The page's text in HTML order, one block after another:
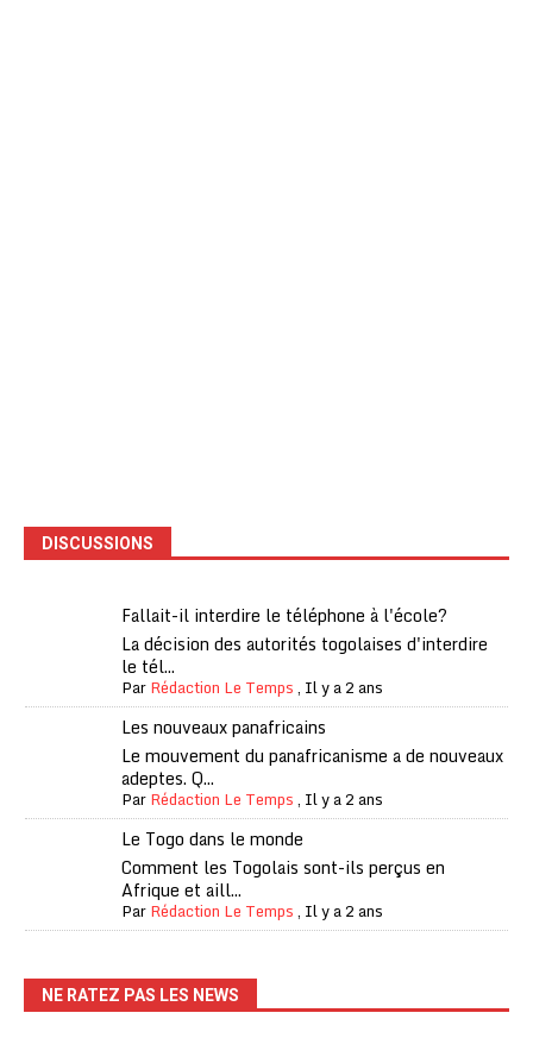
DISCUSSIONS
Fallait-il interdire le téléphone à l'école?
La décision des autorités togolaises d'interdire
le tél...
ParRédaction Le Temps, Il y a 2 ans
Les nouveaux panafricains
Le mouvement du panafricanisme a de nouveaux
adeptes. Q...
ParRédaction Le Temps, Il y a 2 ans
Le Togo dans le monde
Comment les Togolais sont-ils perçus en
Afrique et aill...
ParRédaction Le Temps, Il y a 2 ans
NE RATEZ PAS LES NEWS